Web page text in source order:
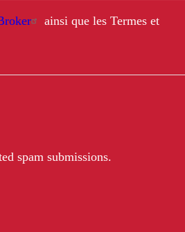
ainsi que les Termes et
spam submissions.